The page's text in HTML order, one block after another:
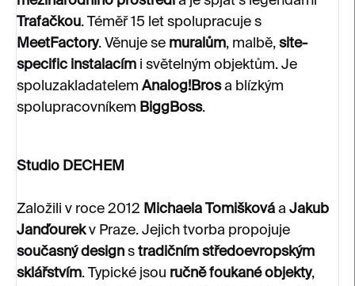
Trafačkou. Téměř 15 let spolupracuje s
MeetFactory. Věnuje se muralům, malbě, site-
specific instalacím i světelným objektům. Je
spoluzakladatelem Analog!Brosa blízkým
spolupracovníkem BiggBoss.
Studio DECHEM
Založili v roce 2012 Michaela Tomišková a Jakub
Janďourekv Praze. Jejich tvorba propojuje
současný design s tradičním středoevropským
sklářstvím. Typické jsou ručně foukané objekty,